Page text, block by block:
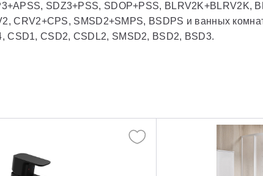
SDZ3+PSS, SDOP+PSS, BLRV2K+BLRV2K,
CRV2+CPS, SMSD2+SMPS, BSDPS и ванных
CSD1, CSD2, CSDL2, SMSD2, BSD2, BSD3.